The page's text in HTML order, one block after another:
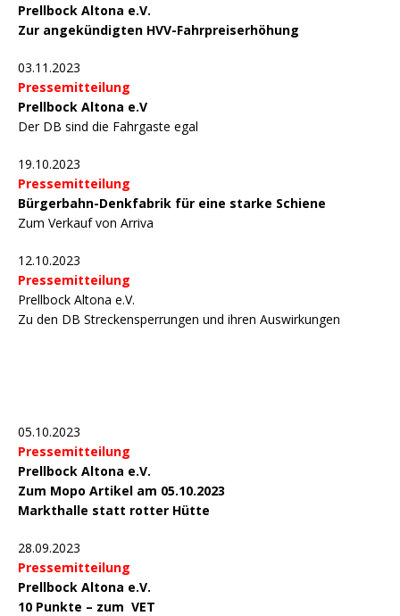
Prellbock Altona e.V.
Zur angekündigten HVV-Fahrpreiserhöhung
03.11.2023
Pressemitteilung
Prellbock Altona e.V
Der DB sind die Fahrgaste egal
19.10.2023
Pressemitteilung
Bürgerbahn-Denkfabrik für eine starke Schiene
Zum Verkauf von Arriva
12.10.2023
Pressemitteilung
Prellbock Altona e.V.
Zu den DB Streckensperrungen und ihren Auswirkungen
05.10.2023
Pressemitteilung
Prellbock Altona e.V.
Zum Mopo Artikel am 05.10.2023
Markthalle statt rotter Hütte
28.09.2023
Pressemitteilung
Prellbock Altona e.V.
10 Punkte – zum VET